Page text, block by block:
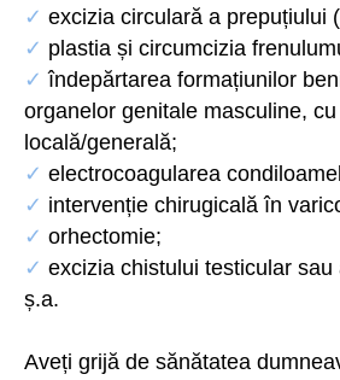
✓ excizia circulară a prepuțiului
✓ plastia și circumcizia
✓ îndepărtarea formațiunilor
organelor genitale masculine,
locală/generală;
✓ electrocoagularea
✓ intervenție chirugicală în
✓ orhectomie;
✓ excizia chistului testicular sau
ș.a.
Aveți grijă de sănătatea